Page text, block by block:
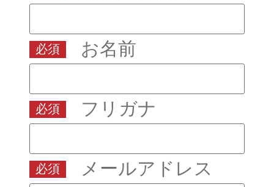
必須 お名前
必須 フリガナ
必須 メールアドレス